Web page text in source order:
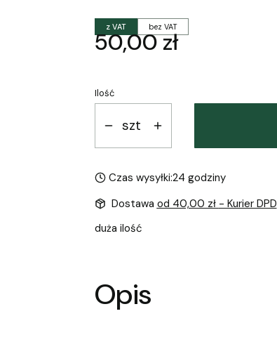
z VAT bez VAT
Cena
50,00 zł
Ilość
szt
Czas wysyłki:24 godziny
Dostawa od 40,00 zł - Kurier DPD
duża ilość
Opis